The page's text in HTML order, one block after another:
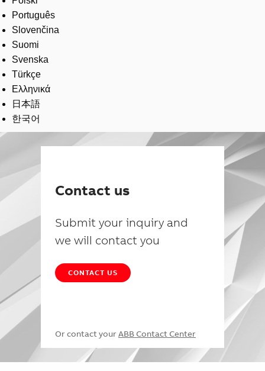
Português
Slovenčina
Suomi
Svenska
Türkçe
Ελληνικά
日本語
한국어
Contact us
Submit your inquiry and
we will contact you
CONTACT US
Or contact your ABB Contact Center